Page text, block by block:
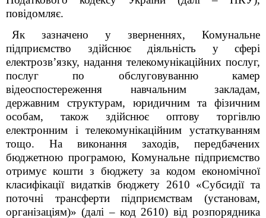
повідомляє.
Як зазначено у зверненнях, Комунальне
підприємство здійснює діяльність у сфері
електрозв’язку, надання телекомунікаційних послуг,
послуг по обслуговуванню камер
відеоспостереження навчальним закладам,
державним структурам, юридичним та фізичним
особам, також здійснює оптову торгівлю
електронним і телекомунікаційним устаткуванням
тощо. На виконання заходів, передбачених
бюджетною програмою, Комунальне підприємство
отримує кошти з бюджету за кодом економічної
класифікації видатків бюджету 2610 «Субсидії та
поточні трансферти підприємствам (установам,
організаціям)» (далі – код 2610) від розпорядника